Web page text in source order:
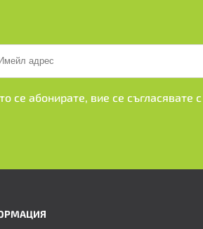
се абонирате, вие се съгласявате